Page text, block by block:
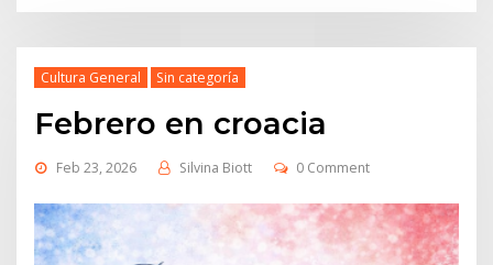
Cultura General Sin categoría
Febrero en croacia
Feb 23, 2026 Silvina Biott 0 Comment